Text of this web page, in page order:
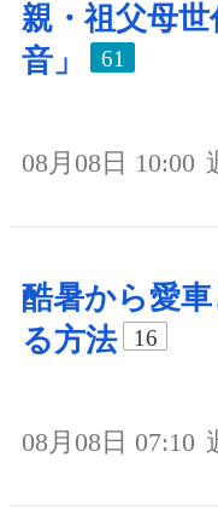
親・祖父母
音」
61
08月08日 10:00
酷暑から愛
る方法
16
08月08日 07:10